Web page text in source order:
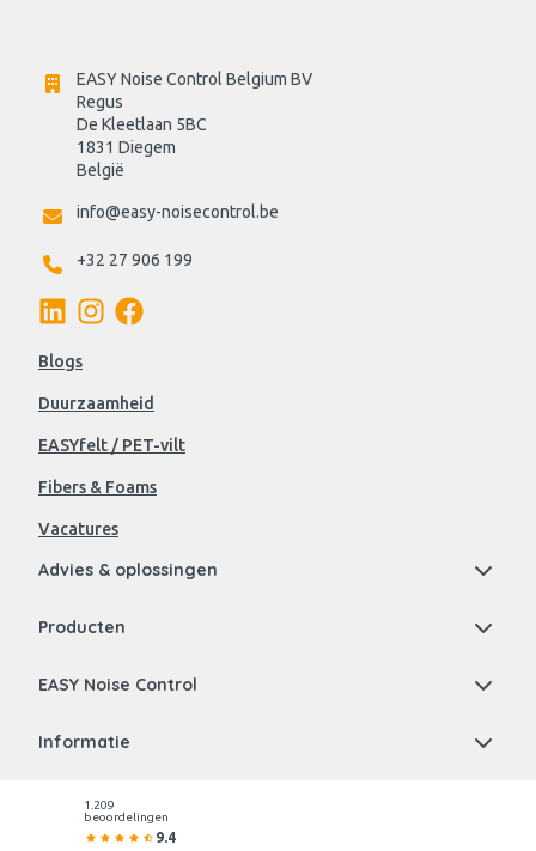
EASY Noise Control Belgium BV
Regus
De Kleetlaan 5BC
1831 Diegem
België
info@easy-noisecontrol.be
+32 27 906 199
Blogs
Duurzaamheid
EASYfelt / PET-vilt
Fibers & Foams
Vacatures
Advies & oplossingen
Producten
EASY Noise Control
Informatie
1.209
beoordelingen
9.4